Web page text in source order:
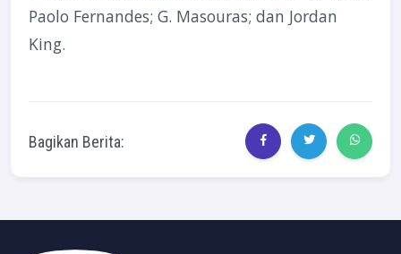
Paolo Fernandes; G. Masouras; dan Jordan
King.
Bagikan Berita: